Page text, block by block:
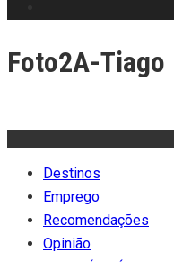
Foto2A-Tiago
Destinos
Emprego
Recomendações
Opinião